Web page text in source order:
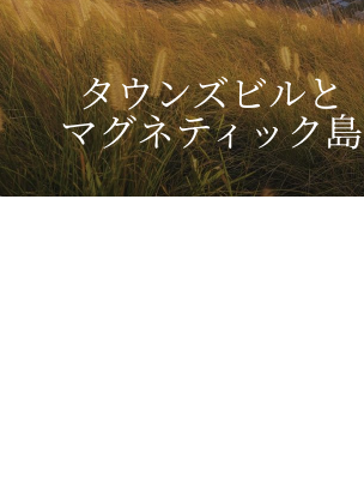
タウンズビルと​
マグネティック島